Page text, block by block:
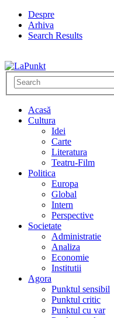
Despre
Arhiva
Search Results
Acasă
Cultura
Idei
Carte
Literatura
Teatru-Film
Politica
Europa
Global
Intern
Perspective
Societate
Administratie
Analiza
Economie
Institutii
Agora
Punktul sensibil
Punktul critic
Punktul cu var